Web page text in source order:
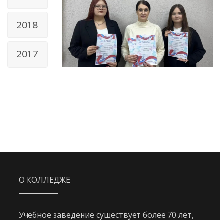
2018
2017
О КОЛЛЕДЖЕ
Учебное заведение существует более 70 лет,